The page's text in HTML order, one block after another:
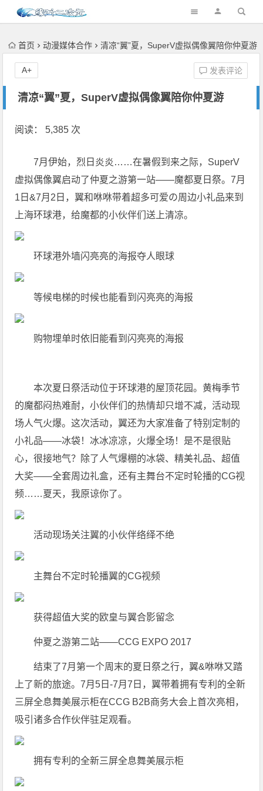
首页 动漫媒体合作 清凉“翼”夏，SuperV虚拟偶像翼陪你仲夏游
清凉“翼”夏，SuperV虚拟偶像翼陪你仲夏游
发表评论
A+
阅读： 5,385 次
7月伊始，烈日炎炎……在暑假到来之际，SuperV
虚拟偶像翼启动了仲夏之游第一站——魔都夏日祭。7月
1日&7月2日，翼和咻咻带着超多可爱の周边小礼品来到
上海环球港，给魔都的小伙伴们送上清凉。
环球港外墙闪亮亮的海报夺人眼球
等候电梯的时候也能看到闪亮亮的海报
购物埋单时依旧能看到闪亮亮的海报
本次夏日祭活动位于环球港的屋顶花园。黄梅季节
的魔都闷热难耐，小伙伴们的热情却只增不减，活动现
场人气火爆。这次活动，翼还为大家准备了特别定制的
小礼品——冰袋！冰冰凉凉，火爆全场！是不是很贴
心，很接地气？除了人气爆棚的冰袋、精美礼品、超值
大奖——全套周边礼盒，还有主舞台不定时轮播的CG视
频……夏天，我原谅你了。
活动现场关注翼的小伙伴络绎不绝
主舞台不定时轮播翼的CG视频
获得超值大奖的欧皇与翼合影留念
仲夏之游第二站——CCG EXPO 2017
结束了7月第一个周末的夏日祭之行，翼&咻咻又踏
上了新的旅途。7月5日-7月7日，翼带着拥有专利的全新
三屏全息舞美展示柜在CCG B2B商务大会上首次亮相，
吸引诸多合作伙伴驻足观看。
拥有专利的全新三屏全息舞美展示柜